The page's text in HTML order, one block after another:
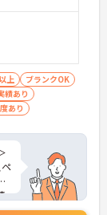
上
ブランクOK
績あり
あり